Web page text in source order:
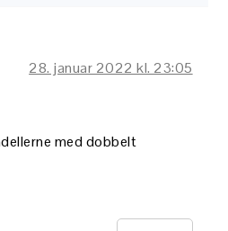
28. januar 2022 kl. 23:05
med dobbelt